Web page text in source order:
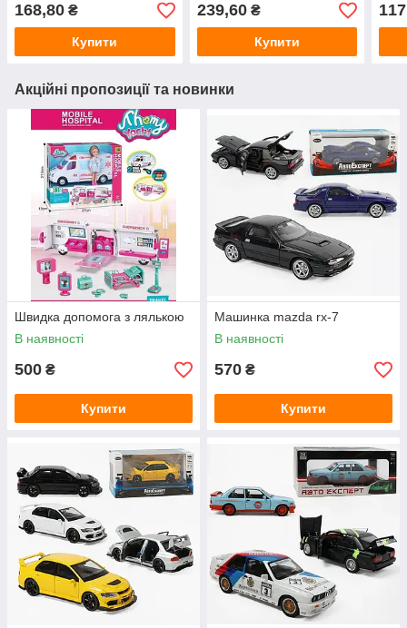
168,80 ₴
Купити
239,60₴
Купити
Акційні пропозиції та новинки
Швидка допомога з лялькою
В наявності
500 ₴
Купити
Машинка mazda rx-7
В наявності
570 ₴
Купити